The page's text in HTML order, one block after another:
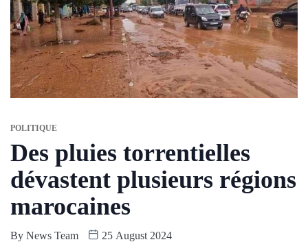
POLITIQUE
Des pluies torrentielles
dévastent plusieurs régions
marocaines
By News Team 25 August 2024